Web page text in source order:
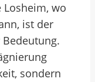
Losheim, wo
ist der
sondern